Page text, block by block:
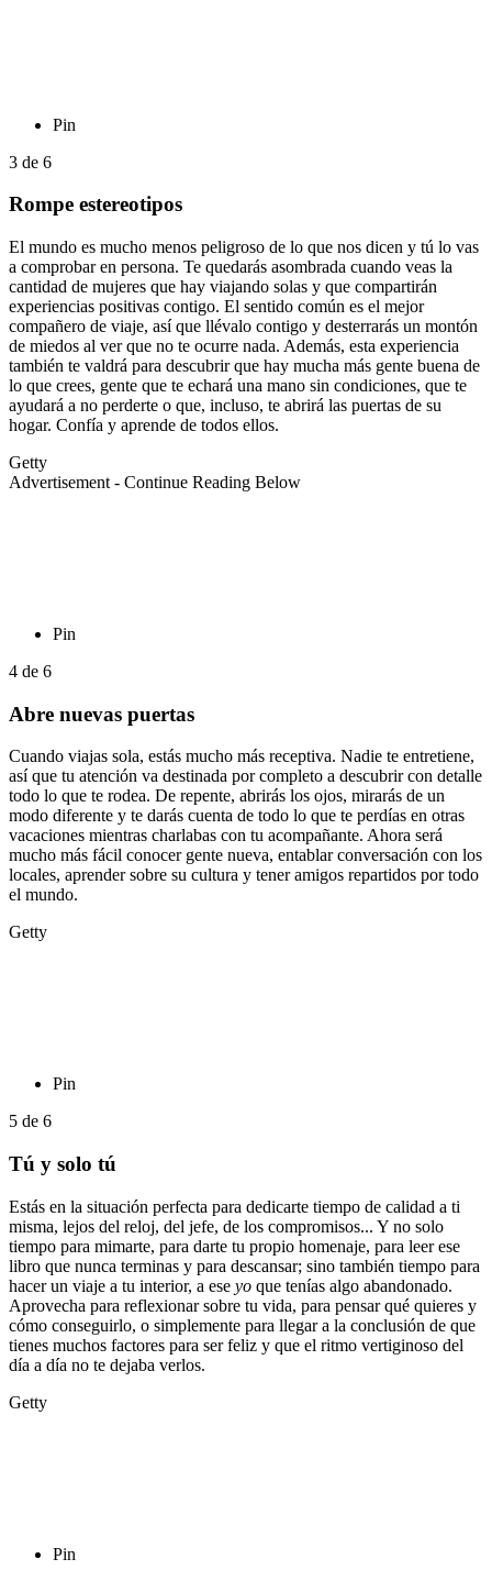
Pin
3 de 6
Rompe estereotipos
El mundo es mucho menos peligroso de lo que nos dicen y tú lo vas
a comprobar en persona. Te quedarás asombrada cuando veas la
cantidad de mujeres que hay viajando solas y que compartirán
experiencias positivas contigo. El sentido común es el mejor
compañero de viaje, así que llévalo contigo y desterrarás un montón
de miedos al ver que no te ocurre nada. Además, esta experiencia
también te valdrá para descubrir que hay mucha más gente buena de
lo que crees, gente que te echará una mano sin condiciones, que te
ayudará a no perderte o que, incluso, te abrirá las puertas de su
hogar. Confía y aprende de todos ellos.
Getty
Advertisement - Continue Reading Below
Pin
4 de 6
Abre nuevas puertas
Cuando viajas sola, estás mucho más receptiva. Nadie te entretiene,
así que tu atención va destinada por completo a descubrir con detalle
todo lo que te rodea. De repente, abrirás los ojos, mirarás de un
modo diferente y te darás cuenta de todo lo que te perdías en otras
vacaciones mientras charlabas con tu acompañante. Ahora será
mucho más fácil conocer gente nueva, entablar conversación con los
locales, aprender sobre su cultura y tener amigos repartidos por todo
el mundo.
Getty
Pin
5 de 6
Tú y solo tú
Estás en la situación perfecta para dedicarte tiempo de calidad a ti
misma, lejos del reloj, del jefe, de los compromisos... Y no solo
tiempo para mimarte, para darte tu propio homenaje, para leer ese
libro que nunca terminas y para descansar; sino también tiempo para
hacer un viaje a tu interior, a ese yo que tenías algo abandonado.
Aprovecha para reflexionar sobre tu vida, para pensar qué quieres y
cómo conseguirlo, o simplemente para llegar a la conclusión de que
tienes muchos factores para ser feliz y que el ritmo vertiginoso del
día a día no te dejaba verlos.
Getty
Pin